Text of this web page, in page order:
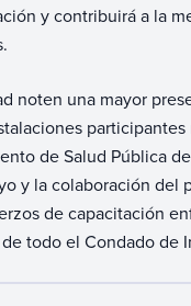
y contribuirá a la
noten una mayor
participantes
de Salud Pública
y la colaboración del
de capacitación
todo el Condado de